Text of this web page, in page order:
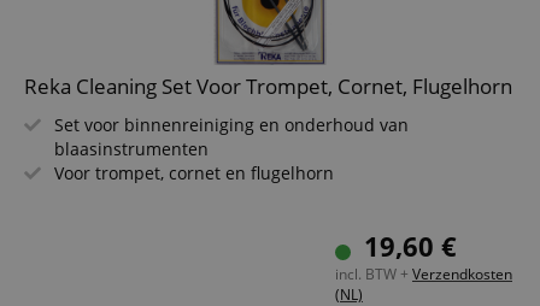
Reka Cleaning Set Voor Trompet, Cornet, Flugelhorn
Set voor binnenreiniging en onderhoud van
blaasinstrumenten
Voor trompet, cornet en flugelhorn
19,60 €
incl. BTW + Verzendkosten
(NL)